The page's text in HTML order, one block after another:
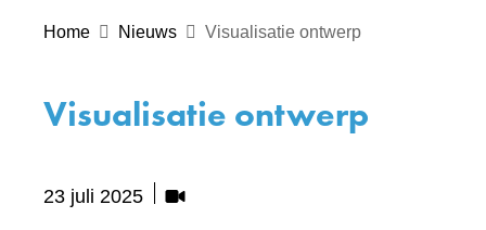
Home Nieuws Visualisatie ontwerp
Visualisatie ontwerp
23 juli 2025Bevat